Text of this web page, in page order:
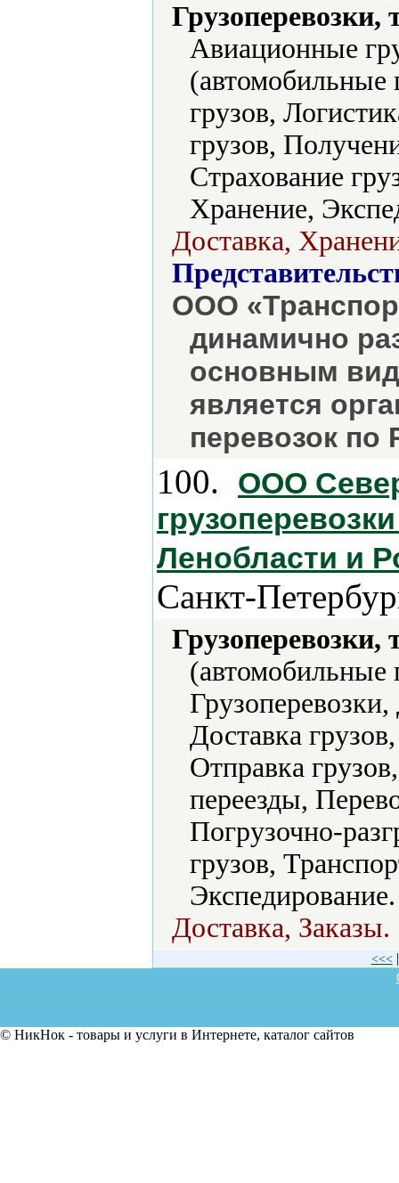
Авиационные
(автомобильные
грузов,
грузов,
Страхование
Хранение,
Доставка,
ООО
динамично
основным
является
перевозок по
100.
ООО
Ленобласти и
Санкт-
(автомобильные
Доставка
Отправка
переезды,
Погрузочно-
грузов,
Экспедирование.
Доставка, Заказы.
<<<
© НикНок - товары и услуги в Интернете, каталог сайтов